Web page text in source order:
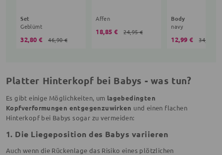
Set
Geblümt
32,80 € 46,90 €
Affen
18,85 € 24,95 €
Body
navy
12,99 € 34,90 €
Platter Hinterkopf bei Babys - was tun?
Es gibt einige Möglichkeiten, um lagebedingten
Kopfverformungen entgegenzuwirken und einen flachen
Hinterkopf bei Babys sogar zu vermeiden:
1. Die Liegeposition des Babys variieren
Auch wenn die Rückenlage das Risiko eines plötzlichen